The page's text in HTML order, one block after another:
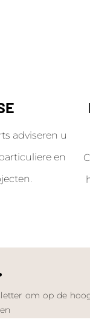
adviseren u
en
om op de